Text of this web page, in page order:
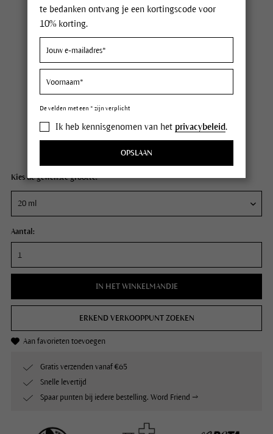
Dr. Hauschka Nacht Serum
Prijs € 34,00
Op werkdagen voor 12:00u besteld, dezelfde dag verzonden
20 ml (€ 170,00 / 100 ml)
Kies de gewenste grootte:
Aantal:
IN HET WINKELMANDJE
ERKEND VERKOOPPUNT ZOEKEN
Aan favorieten toevoegen
Gratis verzenden vanaf €65
Snelle levertijd
Spaar punten bij iedere bestelling. Word Friend →
te bedanken ontvang je een kortingscode voor
10% korting.
De velden met een * zijn verplicht
Ik heb kennisgenomen van het privacybeleid.
OPSLAAN